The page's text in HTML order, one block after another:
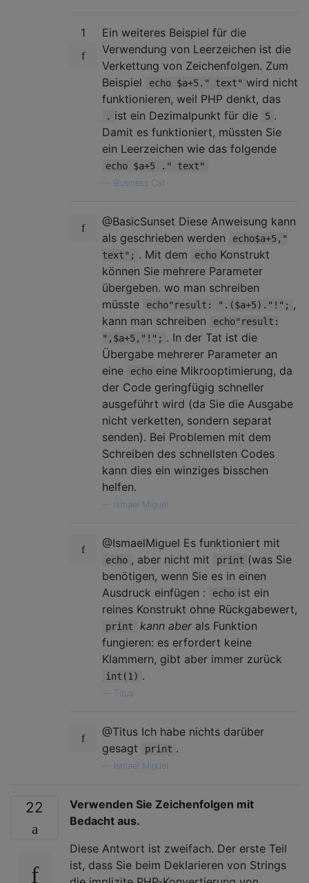
1
Ein weiteres Beispiel für die
Verwendung von Leerzeichen ist die
Verkettung von Zeichenfolgen. Zum
Beispiel
echo $a+5." text" wird nicht
funktionieren, weil PHP denkt, das
. ist ein Dezimalpunkt für die 5 .
Damit es funktioniert, müssten Sie
ein Leerzeichen wie das folgende
echo $a+5 ." text"
Business Cat
@BasicSunset Diese Anweisung kann
als geschrieben werden
echo$a+5,"
text"; . Mit dem echo Konstrukt
können Sie mehrere Parameter
übergeben. wo man schreiben
müsste
echo"result: ".($a+5)."!"; ,
kann man schreiben
echo"result:
",$a+5,"!"; . In der Tat ist die
Übergabe mehrerer Parameter an
eine
echo eine Mikrooptimierung, da
der Code geringfügig schneller
ausgeführt wird (da Sie die Ausgabe
nicht verketten, sondern separat
senden). Bei Problemen mit dem
Schreiben des schnellsten Codes
kann dies ein winziges bisschen
helfen.
Ismael Miguel
@IsmaelMiguel Es funktioniert mit
echo , aber nicht mit print (was Sie
benötigen, wenn Sie es in einen
Ausdruck einfügen :
echo ist ein
reines Konstrukt ohne Rückgabewert,
print kann aber als Funktion
fungieren: es erfordert keine
Klammern, gibt aber immer zurück
int(1) .
Titus
@Titus Ich habe nichts darüber
gesagt
print .
Ismael Miguel
22
Verwenden Sie Zeichenfolgen mit
Bedacht aus.
Diese Antwort ist zweifach. Der erste Teil
ist, dass Sie beim Deklarieren von Strings